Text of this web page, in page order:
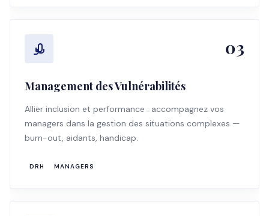
03
Management des Vulnérabilités
Allier inclusion et performance : accompagnez vos
managers dans la gestion des situations complexes —
burn-out, aidants, handicap.
DRH MANAGERS